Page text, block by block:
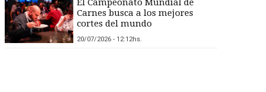
El Campeonato Mundial de
Carnes busca a los mejores
cortes del mundo
20/07/2026 - 12:12hs.